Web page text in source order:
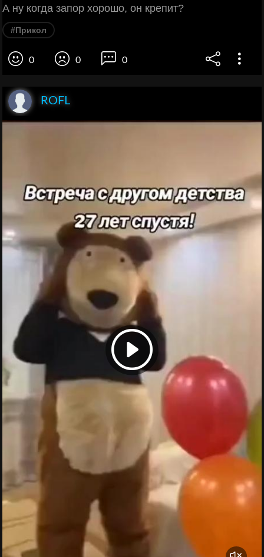
А ну когда запор хорошо, он крепит?
#Прикол
0 0 0
ROFL